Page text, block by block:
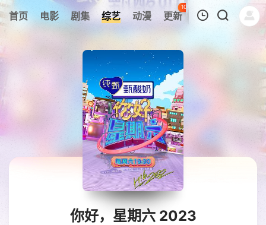
首页 电影 剧集 综艺 动漫 更新
100
热榜 APP
暂无观看影片的记录
你好，星期六 2023